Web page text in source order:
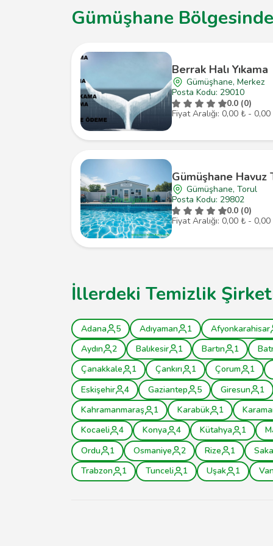
Gümüşhane
Berrak Halı Yıkama
Gümüşhane, Merkez
Posta Kodu: 29010
0.0 (0)
Fiyat Aralığı: 0,00 ₺ - 0,00
Gümüşhane Havuz
Gümüşhane, Torul
Posta Kodu: 29802
0.0 (0)
Fiyat Aralığı: 0,00 ₺ - 0,00
İllerdeki Temizlik
Adana 5 Adıyaman 1
Afyonkarahisar
Aydın
2 Balıkesir 1 Bartın 1
Çanakkale
1 Çankırı 1 Çorum
1
Eskişehir
4 Gaziantep 5 Giresun
1
Kahramanmaraş
1 Karabük 1
Kocaeli
4 Konya 4 Kütahya 1
Ordu
1 Osmaniye 2 Rize 1
Trabzon
1 Tunceli 1 Uşak 1